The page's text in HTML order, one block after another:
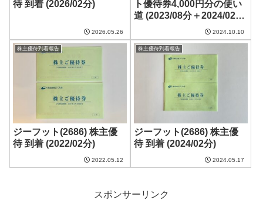
待 到着 (2026/02分)
2026.05.26
ト優待券4,000円分の使い
道 (2023/08分＋2024/02
2024.10.10
株主優待到着報告
ジーフット(2686) 株主優
待 到着 (2022/02分)
2022.05.12
株主優待到着報告
ジーフット(2686) 株主優
待 到着 (2024/02分)
2024.05.17
スポンサーリンク